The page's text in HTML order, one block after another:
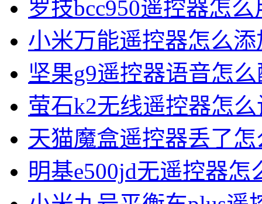
罗技bcc950遥控器怎么
小米万能遥控器怎么
坚果g9遥控器语音怎
萤石k2无线遥控器怎
天猫魔盒遥控器丢了怎
明基e500jd无遥控器怎